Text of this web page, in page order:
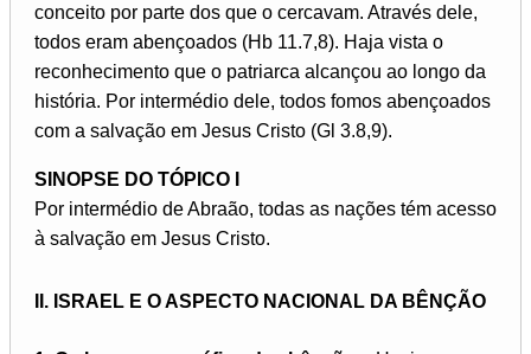
conceito por parte dos que o cercavam. Através dele,
todos eram abençoados (Hb 11.7,8). Haja vista o
reconhecimento que o patriarca alcançou ao longo da
história. Por intermédio dele, todos fomos abençoados
com a salvação em Jesus Cristo (Gl 3.8,9).
SINOPSE DO TÓPICO I
Por intermédio de Abraão, todas as nações tém acesso
à salvação em Jesus Cristo.
II. ISRAEL E O ASPECTO NACIONAL DA BÊNÇÃO